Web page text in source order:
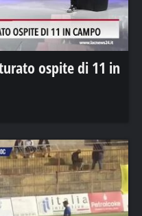
ospite di 11 in